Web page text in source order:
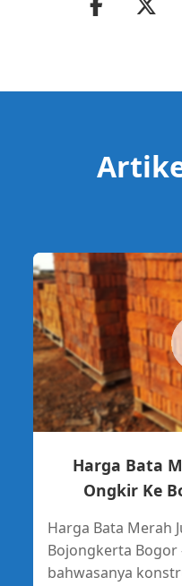
Harga Bata
Ongkir Ke
Harga Bata Merah
Bojongkerta Bogor
bahwasanya